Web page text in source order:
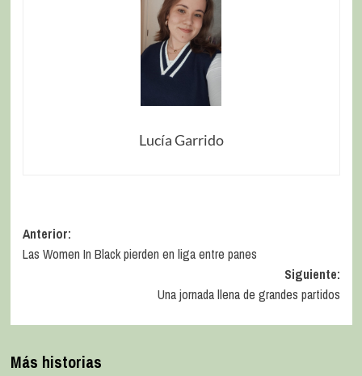
Lucía Garrido
Anterior:
Las Women In Black pierden en liga entre panes
Siguiente:
Una jornada llena de grandes partidos
Más historias